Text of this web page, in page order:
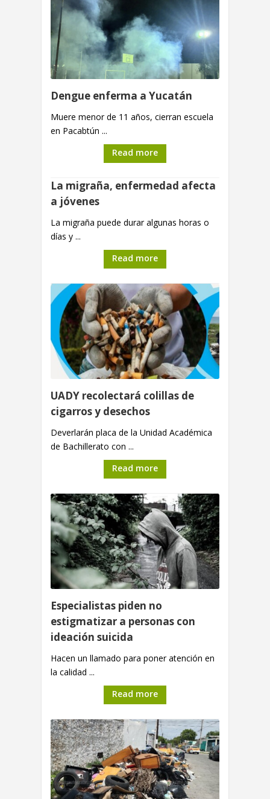
Dengue enferma a Yucatán
Muere menor de 11 años, cierran escuela
en Pacabtún ...
Read more
La migraña, enfermedad afecta
a jóvenes
La migraña puede durar algunas horas o
días y ...
Read more
UADY recolectará colillas de
cigarros y desechos
Deverlarán placa de la Unidad Académica
de Bachillerato con ...
Read more
Especialistas piden no
estigmatizar a personas con
ideación suicida
Hacen un llamado para poner atención en
la calidad ...
Read more